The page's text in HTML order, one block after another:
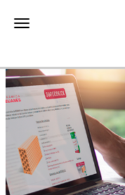
Toggle navigation